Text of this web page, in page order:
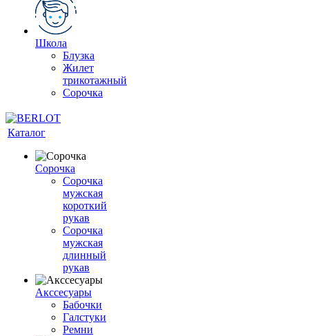
Школа
Блузка
Жилет
трикотажный
Сорочка
Каталог
Сорочка
Сорочка
мужская
короткий
рукав
Сорочка
мужская
длинный
рукав
Акссесуары
Бабочки
Галстуки
Ремни